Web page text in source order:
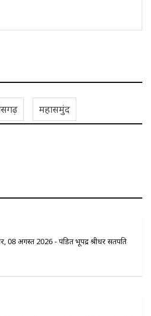
महासमुंद
08 अगस्त 2026 - पंडित भूपेंद्र श्रीधर सतपति